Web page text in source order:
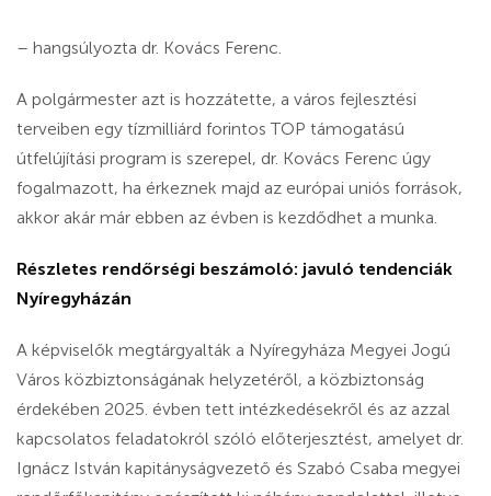
– hangsúlyozta dr. Kovács Ferenc.
A polgármester azt is hozzátette, a város fejlesztési
terveiben egy tízmilliárd forintos TOP támogatású
útfelújítási program is szerepel, dr. Kovács Ferenc úgy
fogalmazott, ha érkeznek majd az európai uniós források,
akkor akár már ebben az évben is kezdődhet a munka.
Részletes rendőrségi beszámoló: javuló tendenciák
Nyíregyházán
A képviselők megtárgyalták a Nyíregyháza Megyei Jogú
Város közbiztonságának helyzetéről, a közbiztonság
érdekében 2025. évben tett intézkedésekről és az azzal
kapcsolatos feladatokról szóló előterjesztést, amelyet dr.
Ignácz István kapitányságvezető és Szabó Csaba megyei